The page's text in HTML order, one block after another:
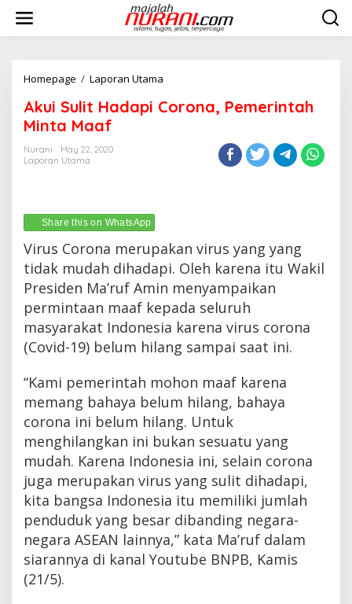
content
Homepage / Laporan Utama
Hadapi
Akui Sulit Hadapi Corona, Pemerintah
Minta Maaf
Nurani
May 22, 2020
Laporan Utama
Share this on WhatsApp
Virus Corona merupakan virus yang yang
tidak mudah dihadapi. Oleh karena itu Wakil
Presiden Ma’ruf Amin menyampaikan
permintaan maaf kepada seluruh
masyarakat Indonesia karena virus corona
(Covid-19) belum hilang sampai saat ini.
“Kami pemerintah mohon maaf karena
memang bahaya belum hilang, bahaya
corona ini belum hilang. Untuk
menghilangkan ini bukan sesuatu yang
mudah. Karena Indonesia ini, selain corona
juga merupakan virus yang sulit dihadapi,
kita bangsa Indonesia itu memiliki jumlah
penduduk yang besar dibanding negara-
negara ASEAN lainnya,” kata Ma’ruf dalam
siarannya di kanal Youtube BNPB, Kamis
(21/5).